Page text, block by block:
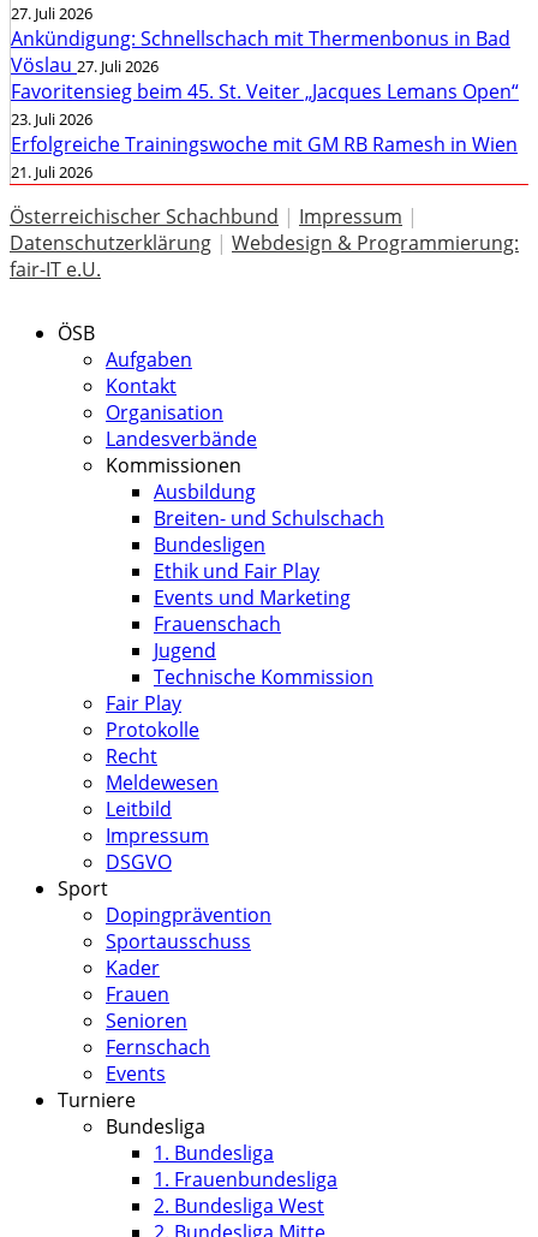
27. Juli 2026
Ankündigung: Schnellschach mit Thermenbonus in Bad
Vöslau 27. Juli 2026
Favoritensieg beim 45. St. Veiter „Jacques Lemans Open“
23. Juli 2026
Erfolgreiche Trainingswoche mit GM RB Ramesh in Wien
21. Juli 2026
Österreichischer Schachbund | Impressum |
Datenschutzerklärung | Webdesign & Programmierung:
fair-IT e.U.
ÖSB
Aufgaben
Kontakt
Organisation
Landesverbände
Kommissionen
Ausbildung
Breiten- und Schulschach
Bundesligen
Ethik und Fair Play
Events und Marketing
Frauenschach
Jugend
Technische Kommission
Fair Play
Protokolle
Recht
Meldewesen
Leitbild
Impressum
DSGVO
Sport
Dopingprävention
Sportausschuss
Kader
Frauen
Senioren
Fernschach
Events
Turniere
Bundesliga
1. Bundesliga
1. Frauenbundesliga
2. Bundesliga West